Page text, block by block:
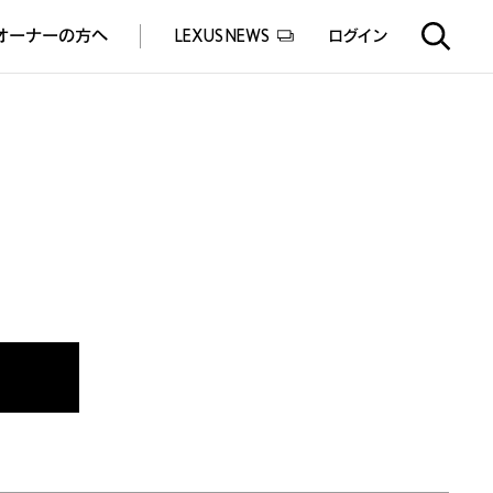
ーナーの方へ LEXUS NEWS ログイン
EXPERIENCE(体験サービス)